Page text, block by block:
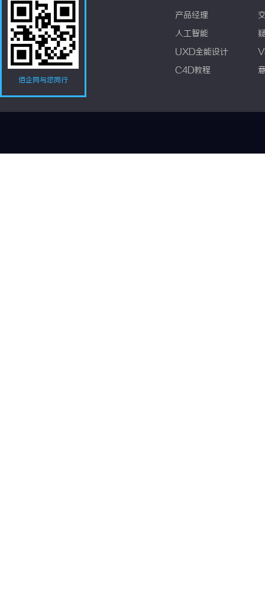
佰企网与您同行
产品经理
人工智能
UXD全能设计
C4D教程